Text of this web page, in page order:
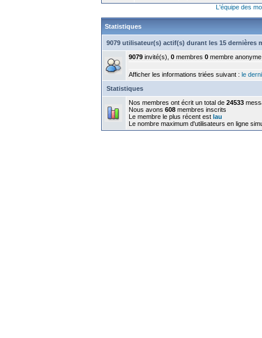
L'équipe des
Statistiques
9079 utilisateur(s) actif(s) durant les 15 dernières
9079 invité(s), 0 membres 0 membre anonyme
Afficher les informations triées suivant : le
Statistiques
Nos membres ont écrit un total de 24533
Nous avons 608 membres inscrits
Le membre le plus récent est lau
Le nombre maximum d'utilisateurs en ligne